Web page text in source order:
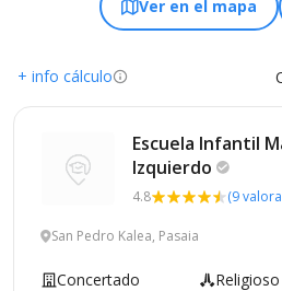
Ver en el mapa
+ info cálculo
Escuela Infantil
Izquierdo
4.8 (9
San Pedro Kalea, Pasaia
Concertado Religioso